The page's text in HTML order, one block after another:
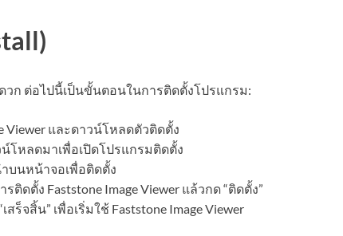
วก ต่อไปนี้เป็นขั้นตอนในการติดตั้งโปรแกรม:
Viewer และดาวน์โหลดตัวติดตั้ง
โหลดมาเพื่อเปิดโปรแกรมติดตั้ง
บนหน้าจอเพื่อติดตั้ง
ดตั้ง Faststone Image Viewer แล้วกด “ติดตั้ง”
ร็จสิ้น” เพื่อเริ่มใช้ Faststone Image Viewer